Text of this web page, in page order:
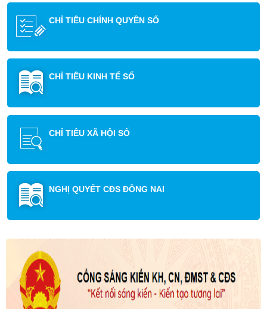
CHỈ TIÊU CHÍNH QUYỀN SỐ
CHỈ TIÊU KINH TẾ SỐ
CHỈ TIÊU XÃ HỘI SỐ
NGHỊ QUYẾT CĐS ĐỒNG NAI